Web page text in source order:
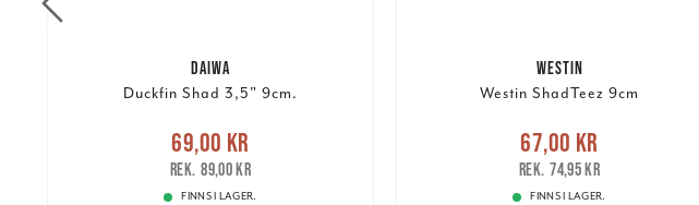
DAIWA
Duckfin Shad 3,5" 9cm.
Nuvarande pris :69,00 kr
pris:89,00 kr
69,00 kr
89,00 kr
FINNS I LAGER.
WESTIN
Westin ShadTeez 9cm
Nuvarande pris :67,00 kr
pris:74,95 kr
67,00 kr
74,95 kr
FINNS I LAGER.